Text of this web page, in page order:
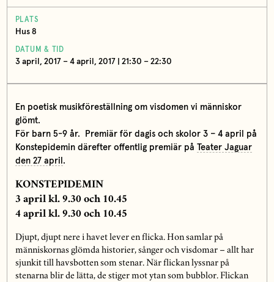
PLATS
Hus 8
DATUM & TID
3 april, 2017 – 4 april, 2017 | 21:30 – 22:30
En poetisk musikföreställning om visdomen vi människor
glömt.
För barn 5-9 år.
Premiär för dagis och skolor 3 – 4 april på
Konstepidemin därefter offentlig premiär på Teater Jaguar
den 27 april .
KONSTEPIDEMIN
3 april kl. 9.30 och 10.45
4 april kl. 9.30 och 10.45
Djupt, djupt nere i havet lever en flicka. Hon samlar på
människornas glömda historier, sånger och visdomar – allt har
sjunkit till havsbotten som stenar. När flickan lyssnar på
stenarna blir de lätta, de stiger mot ytan som bubblor. Flickan